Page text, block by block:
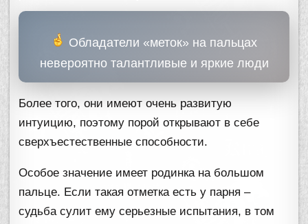
Обладатели «меток» на пальцах
невероятно талантливые и яркие люди
Более того, они имеют очень развитую
интуицию, поэтому порой открывают в себе
сверхъестественные способности.
Особое значение имеет родинка на большом
пальце. Если такая отметка есть у парня –
судьба сулит ему серьезные испытания, в том